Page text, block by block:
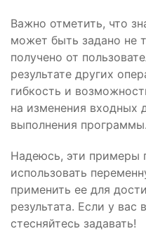
Важно отметить, что
может быть задано не
получено от
результате других
гибкость и
на изменения входных
выполнения программы.
Надеюсь, эти примеры
использовать
применить ее для
результата. Если у
стесняйтесь задавать!